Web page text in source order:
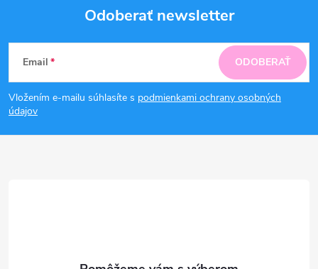
Z
á
p
Odoberať newsletter
Email
Vložením e-mailu súhlasíte s podmienkami ochrany osobných
údajov
ODOBERAŤ